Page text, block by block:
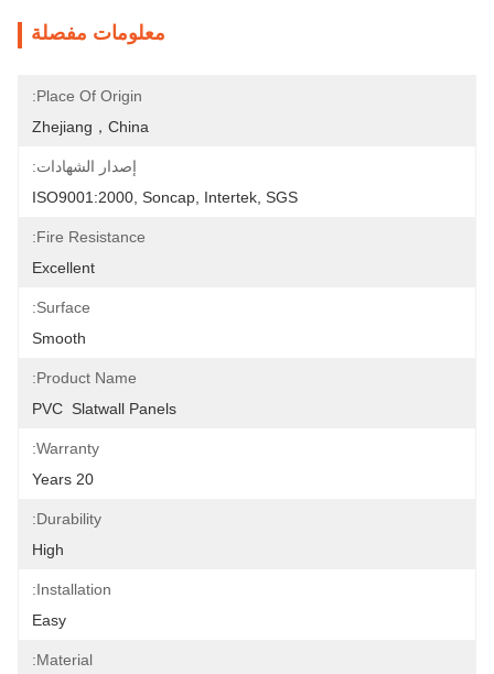
معلومات مفصلة
Place Of Origin:
Zhejiang，China
إصدار الشهادات:
ISO9001:2000, Soncap, Intertek, SGS
Fire Resistance:
Excellent
Surface:
Smooth
Product Name:
PVC  Slatwall Panels
Warranty:
20 Years
Durability:
High
Installation:
Easy
Material: